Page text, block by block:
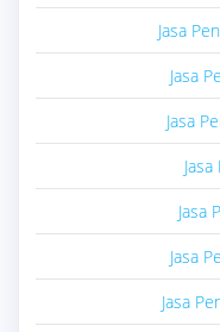
Jasa
Jasa
Jasa
Jasa
Jasa
Jasa